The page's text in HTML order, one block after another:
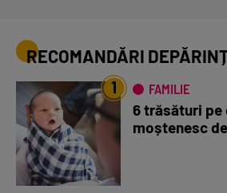
RECOMANDĂRI
1 FAMILIE
6 trăsături pe
moștenesc